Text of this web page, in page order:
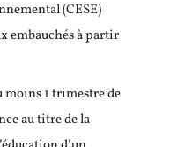
(CESE)
embauchés à partir
moins 1 trimestre de
au titre de la